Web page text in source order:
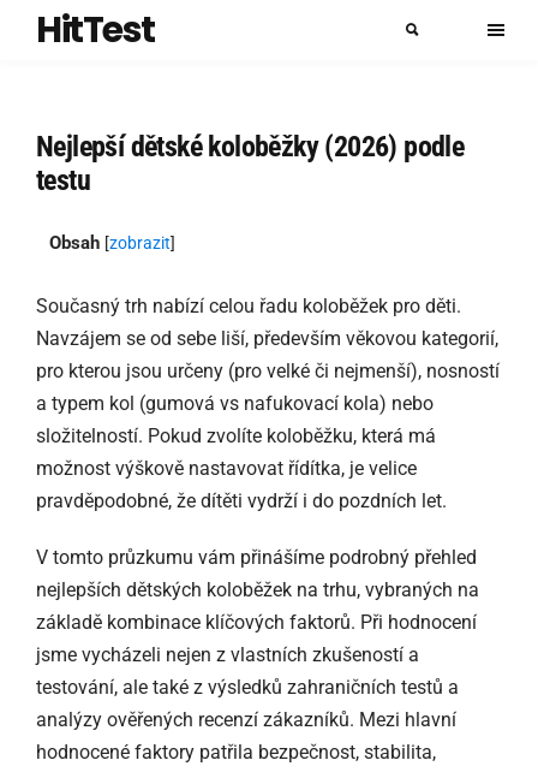
HitTest
Nejlepší dětské koloběžky (2026) podle
testu
Obsah [zobrazit]
Současný trh nabízí celou řadu koloběžek pro děti.
Navzájem se od sebe liší, především věkovou kategorií,
pro kterou jsou určeny (pro velké či nejmenší), nosností
a typem kol (gumová vs nafukovací kola) nebo
složitelností. Pokud zvolíte koloběžku, která má
možnost výškově nastavovat řídítka, je velice
pravděpodobné, že dítěti vydrží i do pozdních let.
V tomto průzkumu vám přinášíme podrobný přehled
nejlepších dětských koloběžek na trhu, vybraných na
základě kombinace klíčových faktorů. Při hodnocení
jsme vycházeli nejen z vlastních zkušeností a
testování, ale také z výsledků zahraničních testů a
analýzy ověřených recenzí zákazníků. Mezi hlavní
hodnocené faktory patřila bezpečnost, stabilita,